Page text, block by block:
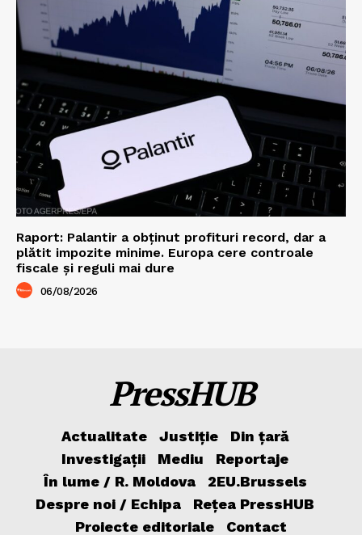
Raport: Palantir a obținut profituri record, dar a
plătit impozite minime. Europa cere controale
fiscale și reguli mai dure
06/08/2026
PressHUB
Actualitate Justiție
Din țară
Investigații
Mediu
Reportaje
În lume / R. Moldova
2EU.Brussels
Despre noi / Echipa
Rețea PressHUB
Proiecte editoriale
Contact